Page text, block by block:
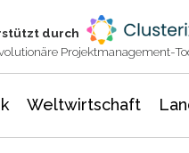
durch
Projektmanagement-
Weltwirtschaft